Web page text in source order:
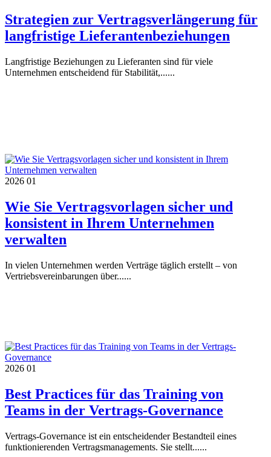
Strategien zur Vertragsverlängerung für
langfristige Lieferantenbeziehungen
Langfristige Beziehungen zu Lieferanten sind für viele
Unternehmen entscheidend für Stabilität,......
2026 01
Wie Sie Vertragsvorlagen sicher und
konsistent in Ihrem Unternehmen
verwalten
In vielen Unternehmen werden Verträge täglich erstellt – von
Vertriebsvereinbarungen über......
2026 01
Best Practices für das Training von
Teams in der Vertrags-Governance
Vertrags-Governance ist ein entscheidender Bestandteil eines
funktionierenden Vertragsmanagements. Sie stellt......